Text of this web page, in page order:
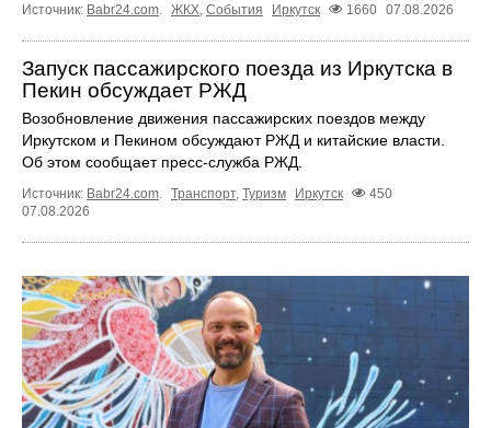
Источник: Babr24.com ЖКХ События Иркутск 1660 07.08.2026
Запуск пассажирского поезда из Иркутска в
Пекин обсуждает РЖД
Возобновление движения пассажирских поездов между
Иркутском и Пекином обсуждают РЖД и китайские власти.
Об этом сообщает пресс‑служба РЖД.
Источник: Babr24.com Транспорт, Туризм Иркутск
450
07.08.2026